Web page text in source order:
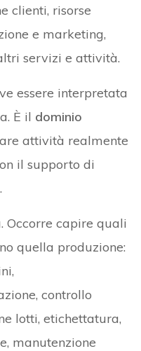
clienti, risorse
e marketing,
servizi e attività.
essere interpretata
È il dominio
attività realmente
il supporto di
Occorre capire quali
quella produzione:
controllo
lotti, etichettatura,
manutenzione